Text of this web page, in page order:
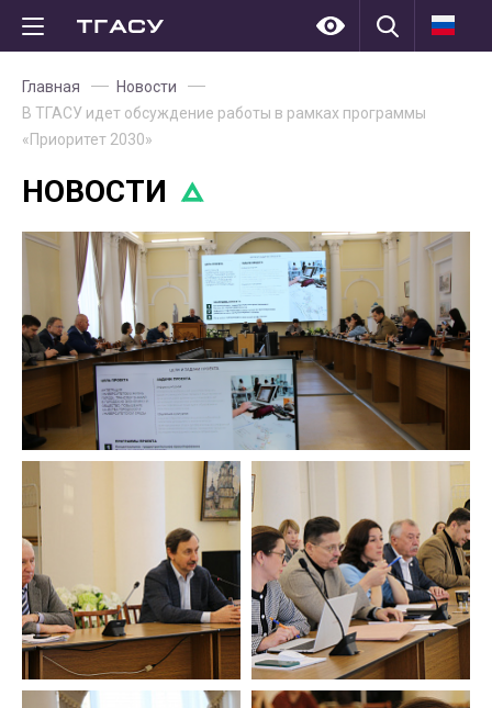
Главная
Новости
В ТГАСУ идет обсуждение работы в рамках программы
«Приоритет 2030»
НОВОСТИ